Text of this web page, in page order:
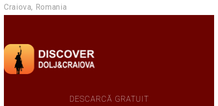
Craiova, Romania
DESCARCĂ GRATUIT